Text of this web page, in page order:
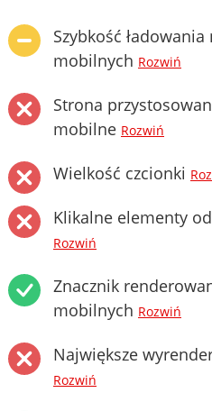
Szybkość
mobilnych Rozwiń
Strona
mobilne Rozwiń
Wielkość czcionki
Klikalne elementy
Rozwiń
Znacznik
mobilnych Rozwiń
Największe
Rozwiń